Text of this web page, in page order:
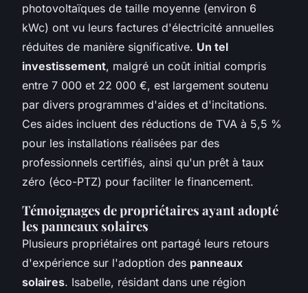
photovoltaïques de taille moyenne (environ 6
kWc) ont vu leurs factures d'électricité annuelles
réduites de manière significative. Un tel
investissement, malgré un coût initial compris
entre 7 000 et 22 000 €, est largement soutenu
par divers programmes d'aides et d'incitations.
Ces aides incluent des réductions de TVA à 5,5 %
pour les installations réalisées par des
professionnels certifiés, ainsi qu'un prêt à taux
zéro (éco-PTZ) pour faciliter le financement.
Témoignages de propriétaires ayant adopté
les panneaux solaires
Plusieurs propriétaires ont partagé leurs retours
d'expérience sur l'adoption des panneaux
solaires. Isabelle, résidant dans une région